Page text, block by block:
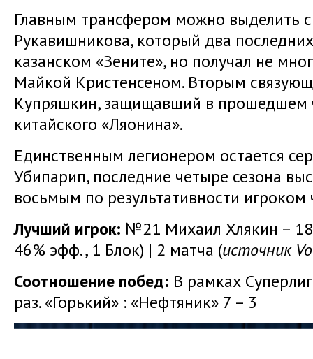
Главным трансфером можно выделить
Рукавишникова, который два
казанском «Зените», но получал не
Майкой Кристенсеном. Вторым
Купряшкин, защищавший в прошедшем
китайского «Ляонина».
Единственным легионером остается
Убипарип, последние четыре сезона
восьмым по результативности
Лучший игрок: №21 Михаил Хлякин –
46% эфф., 1 Блок) | 2 матча (источник
Соотношение побед: В рамках
раз. «Горький» : «Нефтяник» 7 – 3